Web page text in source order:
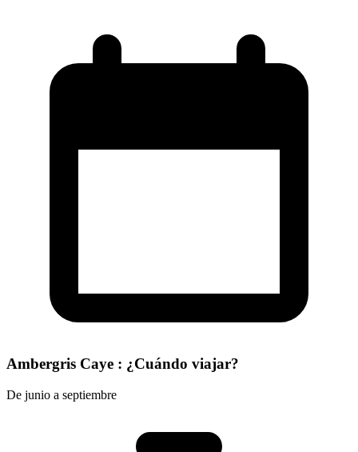
Ambergris Caye : ¿Cuándo viajar?
De junio a septiembre